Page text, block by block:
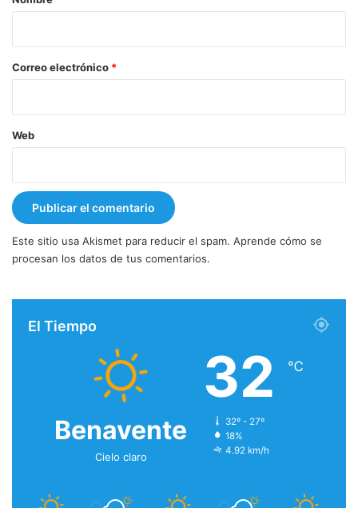
*
Correo electrónico *
Web
Este sitio usa Akismet para reducir el spam. Aprende cómo se
procesan los datos de tus comentarios.
El Tiempo
Benavente
Cielo claro
32 ℃
32º - 27º
18%
4.92 km/h